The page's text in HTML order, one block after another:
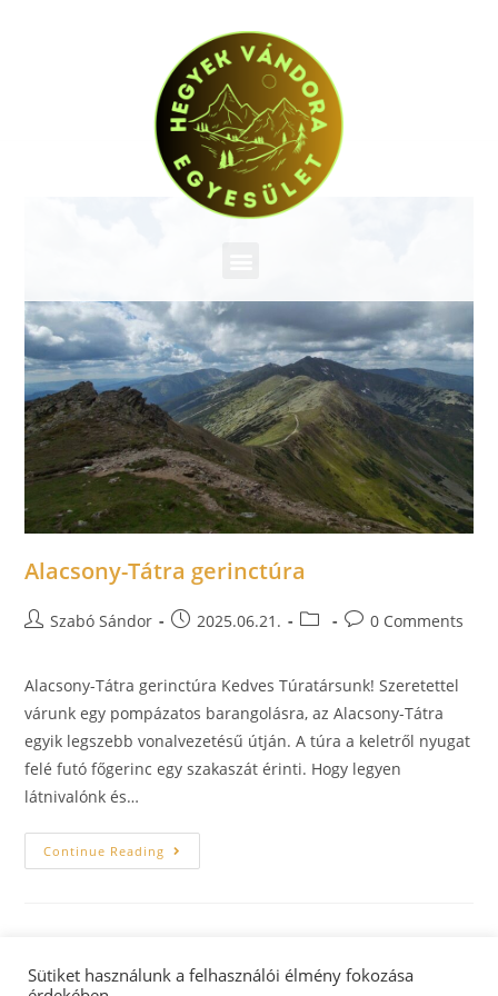
Alacsony-Tátra gerinctúra
Szabó Sándor 2025.06.21. 0 Comments
Alacsony-Tátra gerinctúra Kedves Túratársunk! Szeretettel
várunk egy pompázatos barangolásra, az Alacsony-Tátra
egyik legszebb vonalvezetésű útján. A túra a keletről nyugat
felé futó főgerinc egy szakaszát érinti. Hogy legyen
látnivalónk és…
Continue Reading
Sütiket használunk a felhasználói élmény fokozása